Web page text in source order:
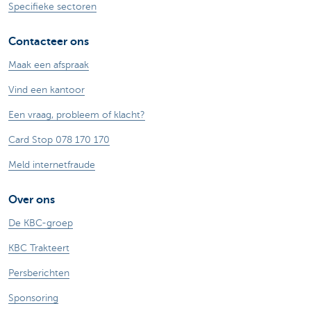
Specifieke sectoren
Contacteer ons
Maak een afspraak
Vind een kantoor
Een vraag, probleem of klacht?
Card Stop 078 170 170
Meld internetfraude
Over ons
De KBC-groep
KBC Trakteert
Persberichten
Sponsoring